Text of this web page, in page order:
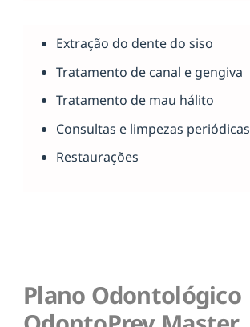
Extração do dente do siso
Tratamento de canal e gengiva
Tratamento de mau hálito
Consultas e limpezas periódicas
Restaurações
Plano Odontológico